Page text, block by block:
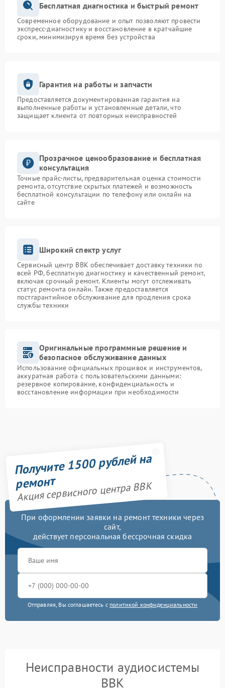
Бесплатная диагностика и быстрый ремонт
Современное оборудование и опыт позволяют провести
экспресс-диагностику и восстановление в кратчайшие
сроки, минимизируя время без устройства
Гарантия на работы и запчасти
Предоставляется документированная гарантия на
выполненные работы и установленные детали, что
защищает клиента от повторных неисправностей
Прозрачное ценообразование и бесплатная
консультация
Точные прайс-листы, предварительная оценка стоимости
ремонта, отсутствие скрытых платежей и возможность
бесплатной консультации по телефону или онлайн на
сайте
Широкий спектр услуг
Сервисный центр BBK обеспечивает доставку техники по
всей РФ, бесплатную диагностику и качественный ремонт,
включая срочный ремонт. Клиенты могут отслеживать
статус ремонта онлайн. Также предоставляется
постгарантийное обслуживание для продления срока
службы техники
Оригинальные программные решение и
безопасное обслуживание данных
Использование официальных прошивок и инструментов,
аккуратная работа с пользовательскими данными:
резервное копирование, конфиденциальность и
восстановление информации при необходимости
Получите 1500 рублей на
ремонт
Акция сервисного центра BBK
При оформлении заявки на ремонт техники через
сайт,
действует персональная бессрочная скидка
Отправляя, Вы соглашаетесь с политикой конфиденциальности
Неисправности аудиосистемы
BBK